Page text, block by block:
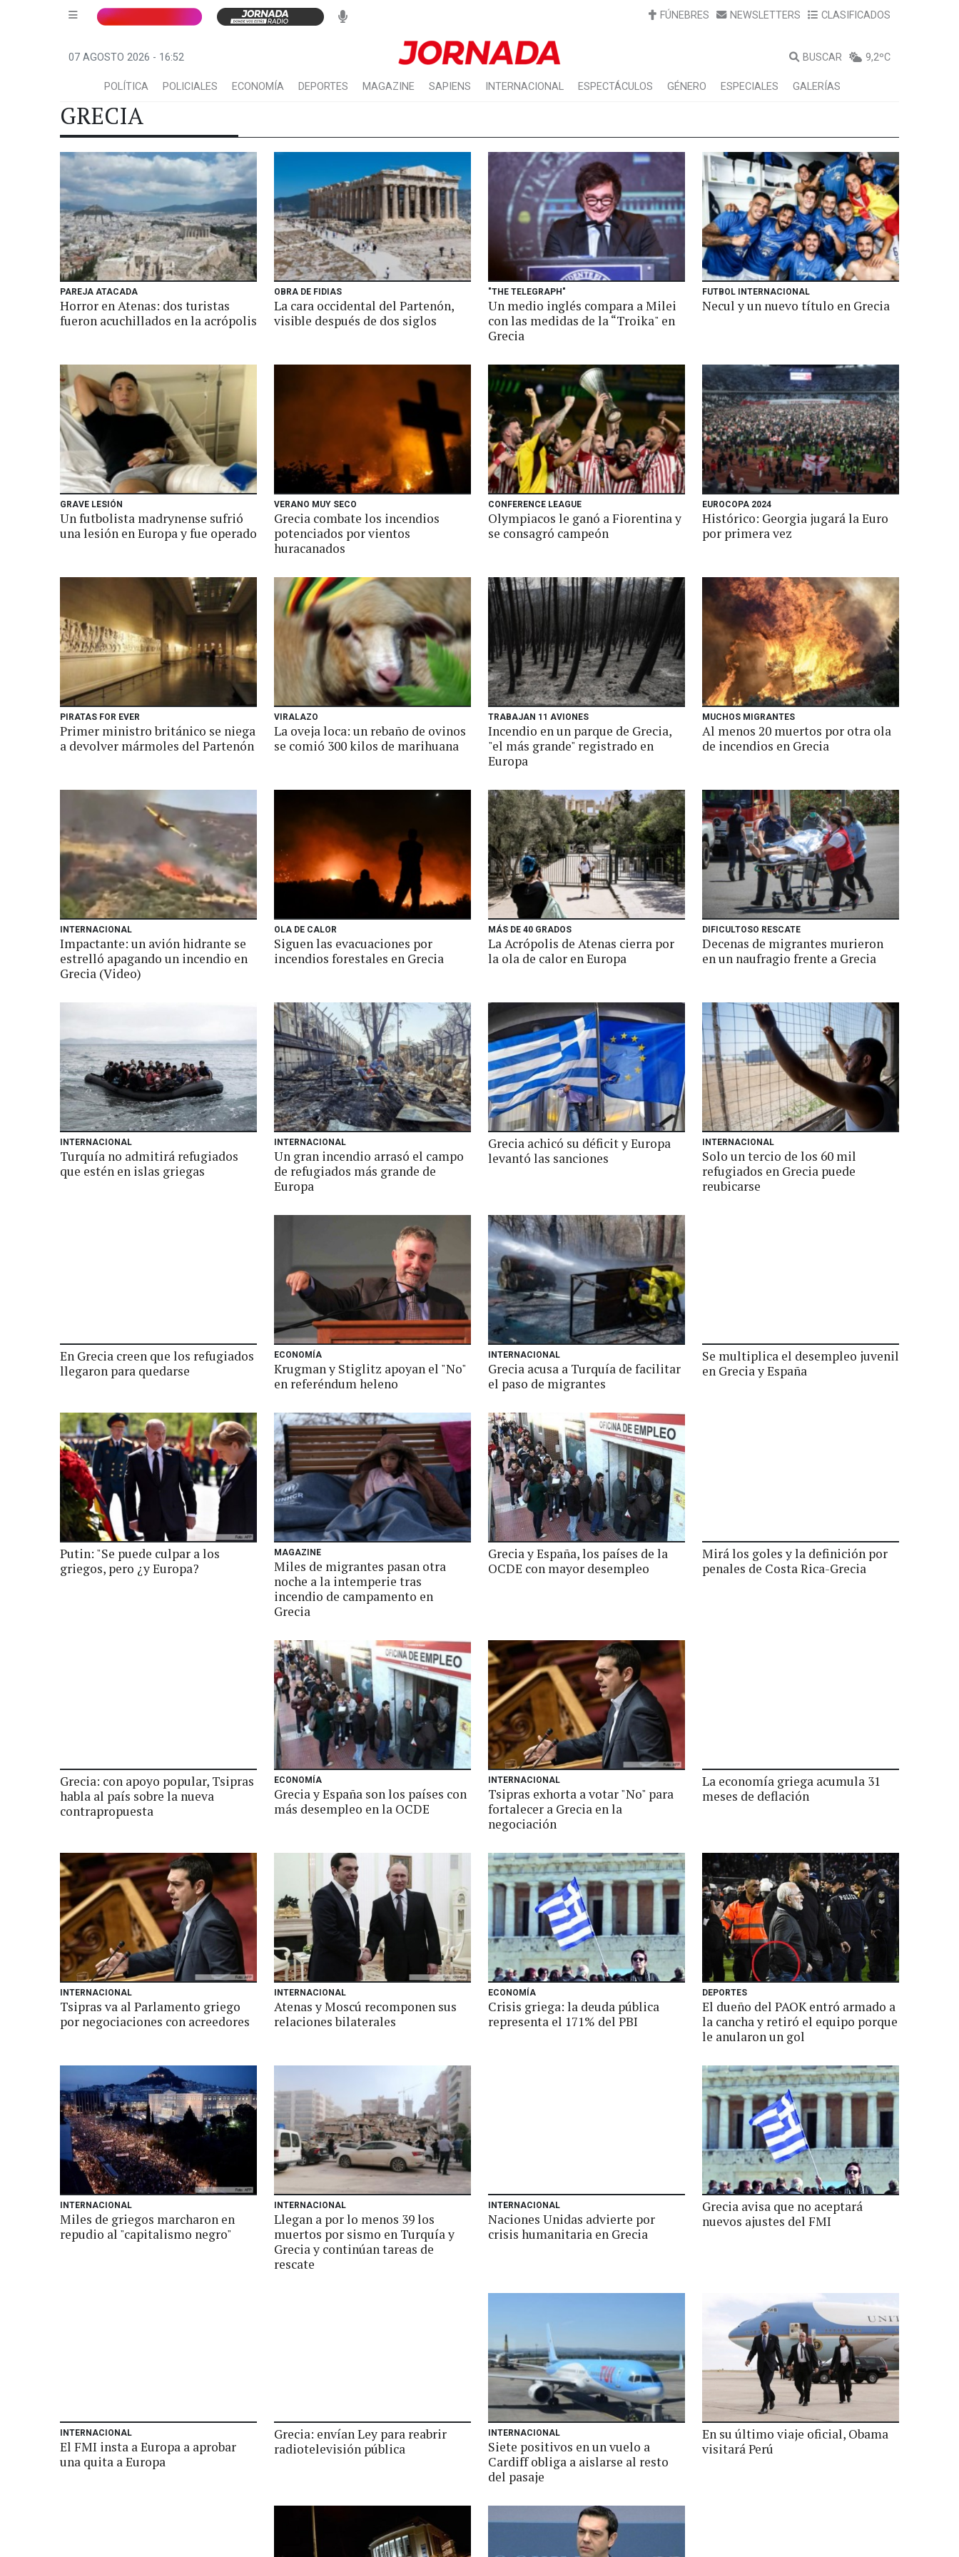
FÚNEBRES NEWSLETTERS CLASIFICADOS
07 AGOSTO 2026 - 16:52 BUSCAR 9,2ºC
POLÍTICA POLICIALES ECONOMÍA DEPORTES MAGAZINE SAPIENS INTERNACIONAL ESPECTÁCULOS GÉNERO ESPECIALES GALERÍAS
GRECIA
PAREJA ATACADA
Horror en Atenas: dos turistas
fueron acuchillados en la acrópolis
OBRA DE FIDIAS
La cara occidental del Partenón,
visible después de dos siglos
"THE TELEGRAPH"
Un medio inglés compara a Milei
con las medidas de la “Troika" en
Grecia
FUTBOL INTERNACIONAL
Necul y un nuevo título en Grecia
GRAVE LESIÓN
Un futbolista madrynense sufrió
una lesión en Europa y fue operado
VERANO MUY SECO
Grecia combate los incendios
potenciados por vientos
huracanados
CONFERENCE LEAGUE
Olympiacos le ganó a Fiorentina y
se consagró campeón
EUROCOPA 2024
Histórico: Georgia jugará la Euro
por primera vez
PIRATAS FOR EVER
Primer ministro británico se niega
a devolver mármoles del Partenón
VIRALAZO
La oveja loca: un rebaño de ovinos
se comió 300 kilos de marihuana
TRABAJAN 11 AVIONES
Incendio en un parque de Grecia,
"el más grande" registrado en
Europa
MUCHOS MIGRANTES
Al menos 20 muertos por otra ola
de incendios en Grecia
INTERNACIONAL
Impactante: un avión hidrante se
estrelló apagando un incendio en
Grecia (Video)
OLA DE CALOR
Siguen las evacuaciones por
incendios forestales en Grecia
MÁS DE 40 GRADOS
La Acrópolis de Atenas cierra por
la ola de calor en Europa
DIFICULTOSO RESCATE
Decenas de migrantes murieron
en un naufragio frente a Grecia
INTERNACIONAL
Turquía no admitirá refugiados
que estén en islas griegas
INTERNACIONAL
Un gran incendio arrasó el campo
de refugiados más grande de
Europa
Grecia achicó su déficit y Europa
levantó las sanciones
INTERNACIONAL
Solo un tercio de los 60 mil
refugiados en Grecia puede
reubicarse
En Grecia creen que los refugiados
llegaron para quedarse
ECONOMÍA
Krugman y Stiglitz apoyan el "No"
en referéndum heleno
INTERNACIONAL
Grecia acusa a Turquía de facilitar
el paso de migrantes
Se multiplica el desempleo juvenil
en Grecia y España
Putin: "Se puede culpar a los
griegos, pero ¿y Europa?
MAGAZINE
Miles de migrantes pasan otra
noche a la intemperie tras
incendio de campamento en
Grecia
Grecia y España, los países de la
OCDE con mayor desempleo
Mirá los goles y la definición por
penales de Costa Rica-Grecia
Grecia: con apoyo popular, Tsipras
habla al país sobre la nueva
contrapropuesta
ECONOMÍA
Grecia y España son los países con
más desempleo en la OCDE
INTERNACIONAL
Tsipras exhorta a votar "No" para
fortalecer a Grecia en la
negociación
La economía griega acumula 31
meses de deflación
INTERNACIONAL
Tsipras va al Parlamento griego
por negociaciones con acreedores
INTERNACIONAL
Atenas y Moscú recomponen sus
relaciones bilaterales
ECONOMÍA
Crisis griega: la deuda pública
representa el 171% del PBI
DEPORTES
El dueño del PAOK entró armado a
la cancha y retiró el equipo porque
le anularon un gol
INTERNACIONAL
Miles de griegos marcharon en
repudio al "capitalismo negro"
INTERNACIONAL
Llegan a por lo menos 39 los
muertos por sismo en Turquía y
Grecia y continúan tareas de
rescate
INTERNACIONAL
Naciones Unidas advierte por
crisis humanitaria en Grecia
Grecia avisa que no aceptará
nuevos ajustes del FMI
INTERNACIONAL
El FMI insta a Europa a aprobar
una quita a Europa
Grecia: envían Ley para reabrir
radiotelevisión pública
INTERNACIONAL
Siete positivos en un vuelo a
Cardiff obliga a aislarse al resto
del pasaje
En su último viaje oficial, Obama
visitará Perú